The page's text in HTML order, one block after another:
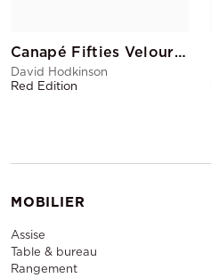
Canapé Fifties Velours Bleu Canard
David Hodkinson
Red Edition
MOBILIER
Assise
Table & bureau
Rangement